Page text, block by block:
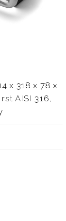
x 318 x 78 x
AISI 316,